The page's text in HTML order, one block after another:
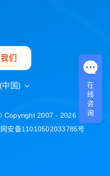
们
中国)
Copyright 2007 - 2026 |
京
安备11010502033785号
在
线
咨
询